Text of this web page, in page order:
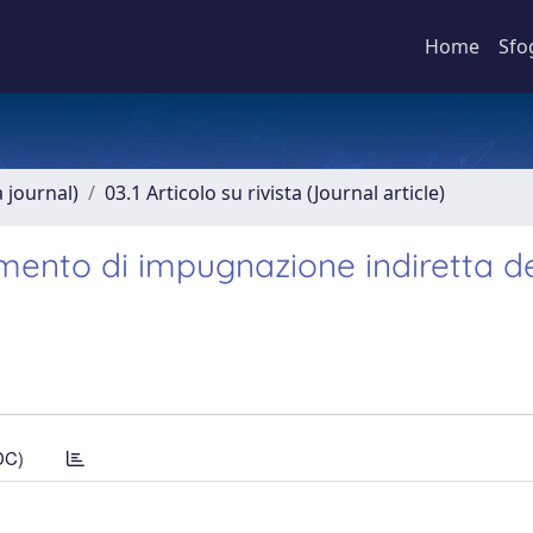
Home
journal) 03.1 Articolo su rivista (Journal article)
di impugnazione indiretta